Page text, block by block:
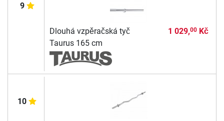
9
Dlouhá vzpěračská tyč
Taurus 165 cm
1 029,00Kč
10